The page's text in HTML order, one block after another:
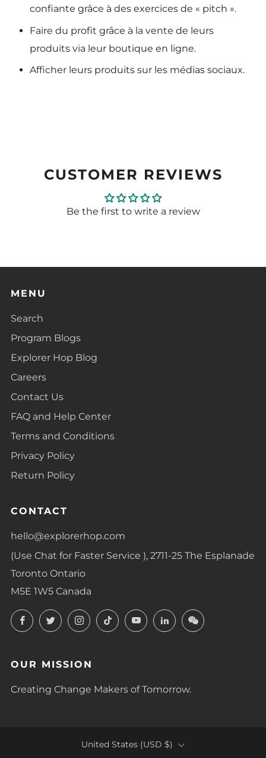
confiante grâce à des exercices de « pitch ».
Faire du profit grâce à la vente de leurs
produits via leur boutique en ligne.
Afficher leurs produits sur les médias sociaux.
CUSTOMER REVIEWS
Be the first to write a review
MENU
Search
Program Blogs
Explorer Hop Blog
Careers
Contact Us
FAQ and Help Center
Terms and Conditions
Privacy Policy
Return Policy
CONTACT
hello@explorerhop.com
(Use Chat for Faster Service ), 2711-25 The Esplanade
Toronto Ontario
M5E 1W5 Canada
FacebookTwitterInstagram
TikTokYouTubeLinkedInLinkedIn
OUR MISSION
Creating Change Makers of Tomorrow.
COUNTRY
United States (USD $)